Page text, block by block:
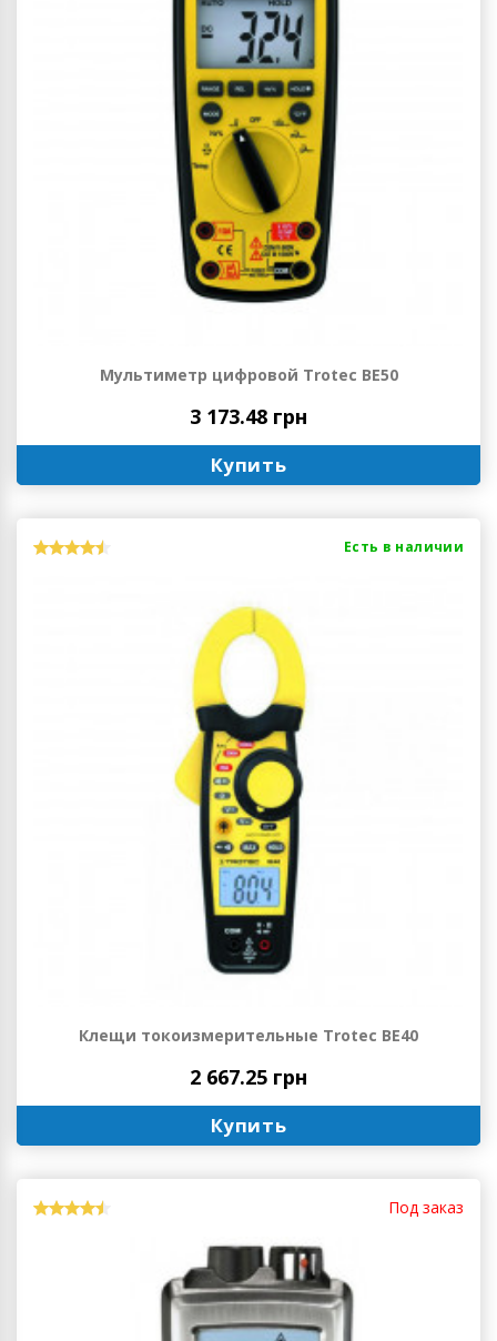
Мультиметр цифровой Trotec BE50
3 173.48 грн
Купить
Есть в наличии
Клещи токоизмерительные Trotec BE40
2 667.25 грн
Купить
Под заказ